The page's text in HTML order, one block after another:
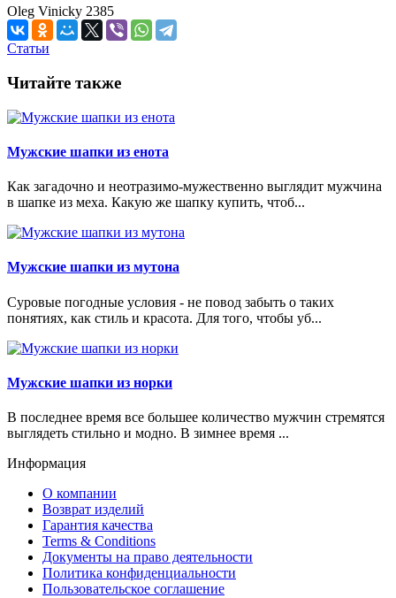
Oleg Vinicky 2385
Статьи
Читайте также
Мужские шапки из енота
Как загадочно и неотразимо-мужественно выглядит мужчина
в шапке из меха. Какую же шапку купить, чтоб...
Мужские шапки из мутона
Суровые погодные условия - не повод забыть о таких
понятиях, как стиль и красота. Для того, чтобы уб...
Мужские шапки из норки
В последнее время все большее количество мужчин стремятся
выглядеть стильно и модно. В зимнее время ...
Информация
О компании
Возврат изделий
Гарантия качества
Terms & Conditions
Документы на право деятельности
Политика конфиденциальности
Пользовательское соглашение